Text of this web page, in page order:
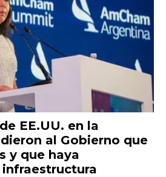
EE.UU. en la
al Gobierno que
y que haya